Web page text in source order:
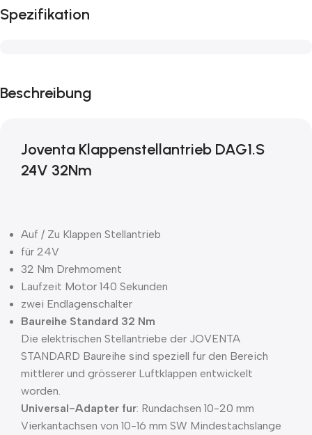
Spezifikation
Beschreibung
Joventa Klappenstellantrieb DAG1.S
24V 32Nm
Auf / Zu Klappen Stellantrieb
für 24V
32 Nm Drehmoment
Laufzeit Motor 140 Sekunden
zwei Endlagenschalter
Baureihe Standard 32 Nm
Die elektrischen Stellantriebe der JOVENTA
STANDARD Baureihe sind speziell fur den Bereich
mittlerer und grösserer Luftklappen entwickelt
worden.
Universal-Adapter fur: Rundachsen 10-20 mm
Vierkantachsen von 10-16 mm SW Mindestachslange